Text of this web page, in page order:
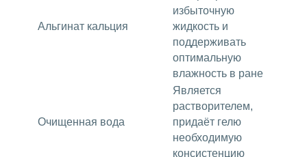
Альгинат кальция
избыточную
жидкость и
поддерживать
оптимальную
влажность в ране
Очищенная вода
Является
растворителем,
придаёт гелю
необходимую
консистенцию